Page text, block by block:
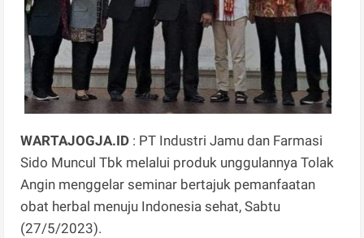
WARTAJOGJA.ID : PT Industri Jamu dan Farmasi
Sido Muncul Tbk melalui produk unggulannya Tolak
Angin menggelar seminar bertajuk pemanfaatan
obat herbal menuju Indonesia sehat, Sabtu
(27/5/2023).